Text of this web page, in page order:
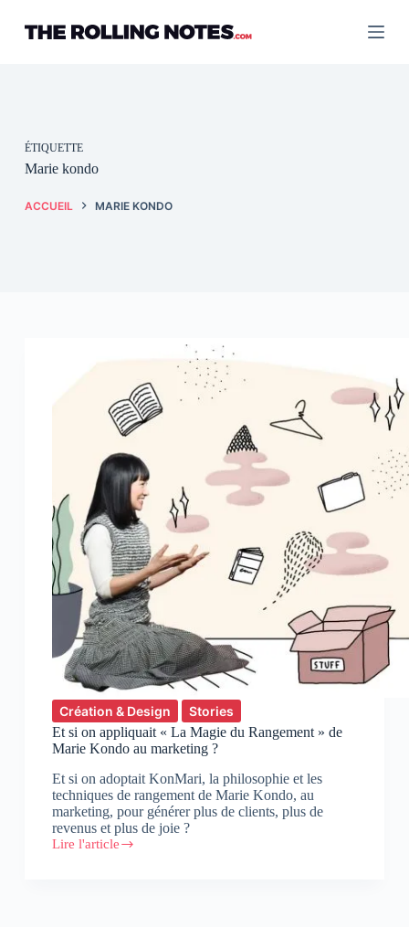
contenu
ÉTIQUETTE
Marie kondo
ACCUEIL MARIE KONDO
Création & Design
Stories
Et si on appliquait « La Magie du Rangement » de
Marie Kondo au marketing ?
Et si on adoptait KonMari, la philosophie et les
techniques de rangement de Marie Kondo, au
marketing, pour générer plus de clients, plus de
revenus et plus de joie ?
Lire l'article
Et